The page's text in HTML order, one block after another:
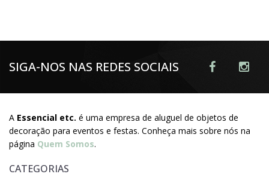
SIGA-NOS NAS REDES SOCIAIS
A Essencial etc. é uma empresa de aluguel de objetos de
decoração para eventos e festas. Conheça mais sobre nós na
página Quem Somos.
CATEGORIAS